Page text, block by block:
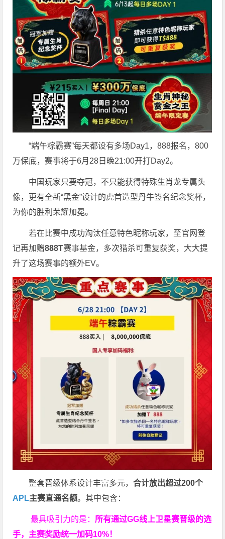
“端午粽霸赛”每天都设有多场Day1，888报名，800
万保底，赛事将于6月28日晚21:00开打Day2。
中国玩家只要夺冠，不只能获得特殊生肖龙专属头
像，更有全新“黑金”设计的虎首造型丹牛签名纪念奖杯，
为你的胜利荣耀加冕。
若在比赛中成功淘汰任意特色昵称玩家，至官网登
记再加赠888T赛事基金，多次猎杀可重复获奖，大大提
升了这场赛事的额外EV。
整套晋级体系设计丰富多元，合计放出超过200个
APL主赛直通名额。其中包含：
最具吸引力的是： 所有通过GG线上卫星赛晋级的选
手，主赛奖励统一加码10%！